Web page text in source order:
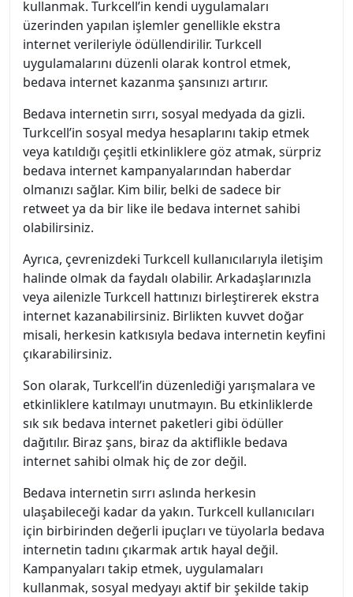
kullanmak. Turkcell’in kendi uygulamaları
üzerinden yapılan işlemler genellikle ekstra
internet verileriyle ödüllendirilir. Turkcell
uygulamalarını düzenli olarak kontrol etmek,
bedava internet kazanma şansınızı artırır.
Bedava internetin sırrı, sosyal medyada da gizli.
Turkcell’in sosyal medya hesaplarını takip etmek
veya katıldığı çeşitli etkinliklere göz atmak, sürpriz
bedava internet kampanyalarından haberdar
olmanızı sağlar. Kim bilir, belki de sadece bir
retweet ya da bir like ile bedava internet sahibi
olabilirsiniz.
Ayrıca, çevrenizdeki Turkcell kullanıcılarıyla iletişim
halinde olmak da faydalı olabilir. Arkadaşlarınızla
veya ailenizle Turkcell hattınızı birleştirerek ekstra
internet kazanabilirsiniz. Birlikten kuvvet doğar
misali, herkesin katkısıyla bedava internetin keyfini
çıkarabilirsiniz.
Son olarak, Turkcell’in düzenlediği yarışmalara ve
etkinliklere katılmayı unutmayın. Bu etkinliklerde
sık sık bedava internet paketleri gibi ödüller
dağıtılır. Biraz şans, biraz da aktiflikle bedava
internet sahibi olmak hiç de zor değil.
Bedava internetin sırrı aslında herkesin
ulaşabileceği kadar da yakın. Turkcell kullanıcıları
için birbirinden değerli ipuçları ve tüyolarla bedava
internetin tadını çıkarmak artık hayal değil.
Kampanyaları takip etmek, uygulamaları
kullanmak, sosyal medyayı aktif bir şekilde takip